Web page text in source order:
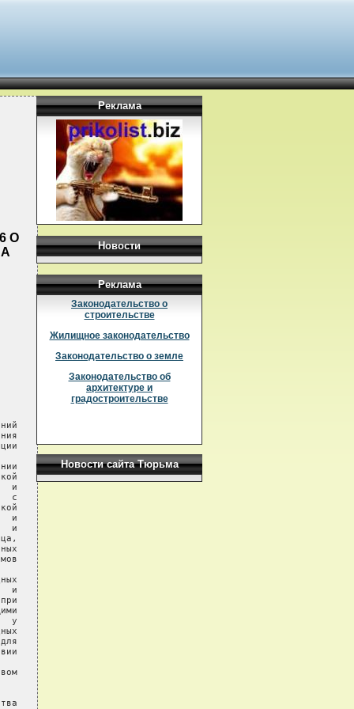
О
и
с
и
и
и
у
Реклама
Новости
Реклама
Законодательство о
строительстве
Жилищное законодательство
Законодательство о земле
Законодательство об
архитектуре и
градостроительстве
Новости сайта Тюрьма